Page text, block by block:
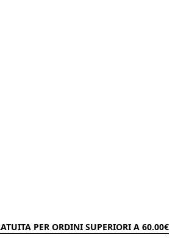
PER ORDINI SUPERIORI A 60.00€